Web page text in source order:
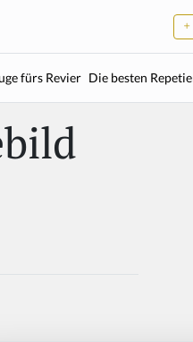
fürs Revier Die besten